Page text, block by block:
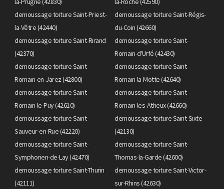
demoussage toiture Saint-Priest-
la-Vêtre (42440)
demoussage toiture Saint-Régis-
du-Coin (42660)
demoussage toiture Saint-Rirand
(42370)
demoussage toiture Saint-
Romain-d'Urfé (42430)
demoussage toiture Saint-
Romain-en-Jarez (42800)
demoussage toiture Saint-
Romain-la-Motte (42640)
demoussage toiture Saint-
Romain-le-Puy (42610)
demoussage toiture Saint-
Romain-les-Atheux (42660)
demoussage toiture Saint-
Sauveur-en-Rue (42220)
demoussage toiture Saint-Sixte
(42130)
demoussage toiture Saint-
Symphorien-de-Lay (42470)
demoussage toiture Saint-
Thomas-la-Garde (42600)
demoussage toiture Saint-Thurin
(42111)
demoussage toiture Saint-Victor-
sur-Rhins (42630)